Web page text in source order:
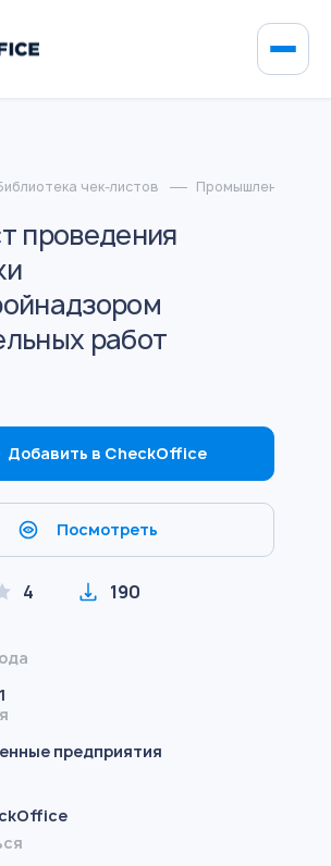
чек-листов Промышленные
проведения
работ
Добавить в CheckOffice
Посмотреть
4 190
предприятия